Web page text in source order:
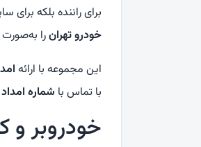
برای راننده بلکه
خودرو تهرانرا به‌صورت
این مجموعه با ارائه
با تماس با شماره
خودروبر و